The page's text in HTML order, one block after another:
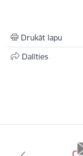
Drukāt lapu
Dalīties